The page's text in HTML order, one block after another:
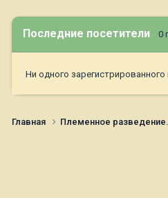
Последние посетители 0
Ни одного
Главная Племенное